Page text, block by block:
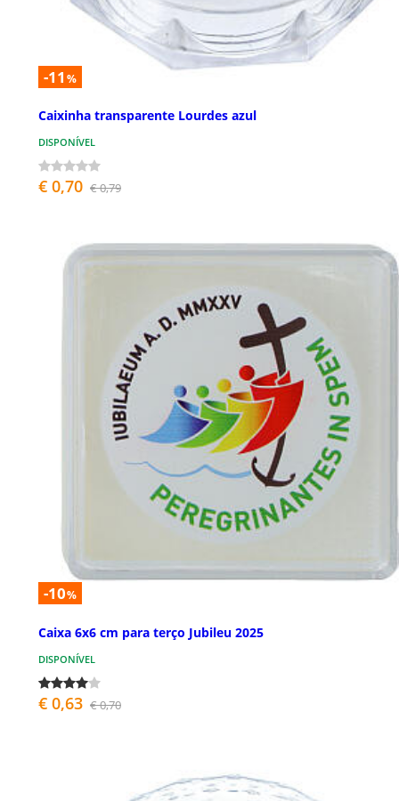
-11 %
Caixinha transparente Lourdes azul
DISPONÍVEL
€ 0,70 € 0,79
-10%
Caixa 6x6 cm para terço Jubileu 2025
DISPONÍVEL
€ 0,63 € 0,70